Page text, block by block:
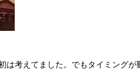
考えてました。でもタイミング